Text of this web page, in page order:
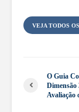
VEJA TODOS
O Guia
Dimensão
Avaliação